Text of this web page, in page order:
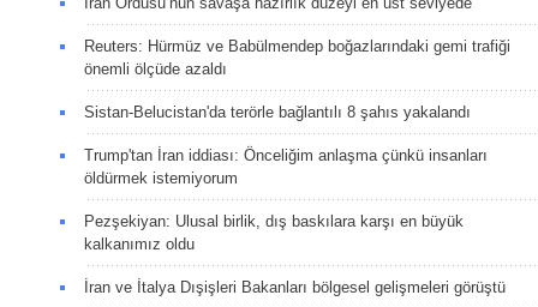
Reuters: Hürmüz ve Babülmendep boğazlarındaki gemi trafiği
önemli ölçüde azaldı
Sistan-Belucistan'da terörle bağlantılı 8 şahıs yakalandı
Trump'tan İran iddiası: Önceliğim anlaşma çünkü insanları
öldürmek istemiyorum
Pezşekiyan: Ulusal birlik, dış baskılara karşı en büyük
kalkanımız oldu
İran ve İtalya Dışişleri Bakanları bölgesel gelişmeleri görüştü